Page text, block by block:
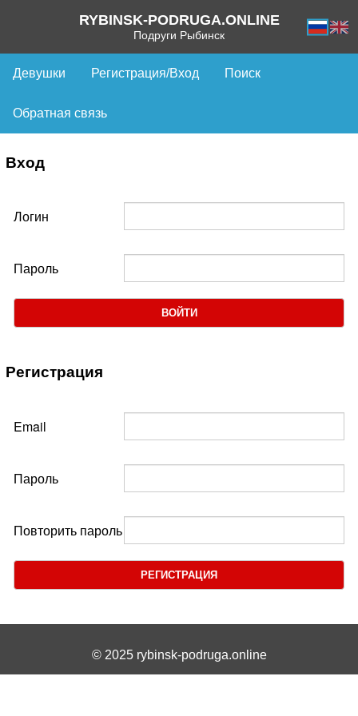
RYBINSK-PODRUGA.ONLINE
Подруги Рыбинск
Девушки Регистрация/Вход Поиск
Обратная связь
Вход
Логин
Пароль
ВОЙТИ
Регистрация
Email
Пароль
Повторить пароль
РЕГИСТРАЦИЯ
© 2025 rybinsk-podruga.online